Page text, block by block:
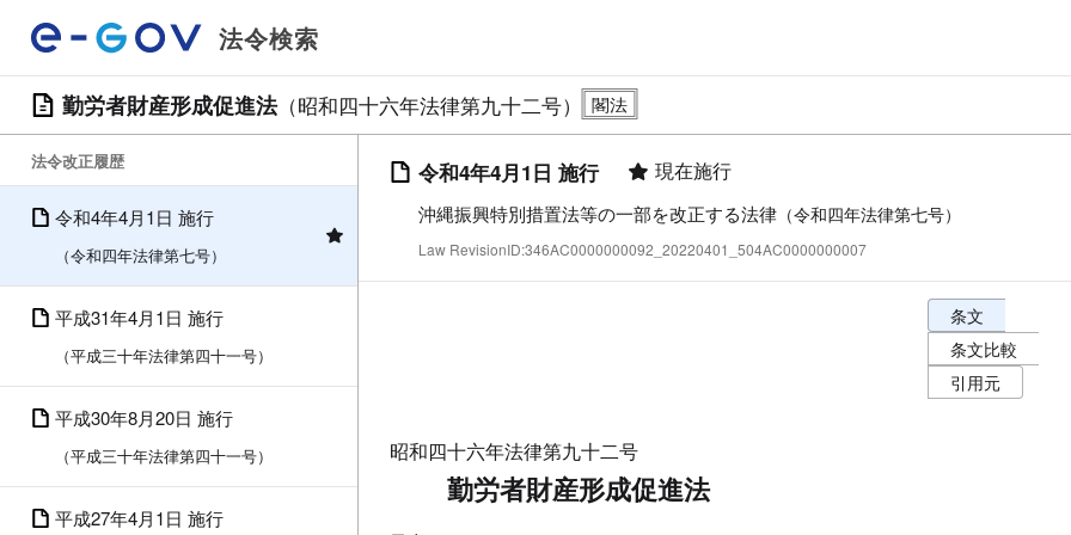
法令検索
勤労者財産形成促進法（昭和四十六年法律第九十二号）
法令改正履歴
令和4年4月1日 施行
（令和四年法律第七号）
平成31年4月1日 施行
（平成三十年法律第四十一号）
平成30年8月20日 施行
（平成三十年法律第四十一号）
平成27年4月1日 施行
令和4年4月1日 施行 現在施行
沖縄振興特別措置法等の一部を改正する法律 （令和四年法律第七号）
Law RevisionID:346AC0000000092_20220401_504AC0000000007
条文表示オプシ
条文
条文比較
引用元
昭和四十六年法律第九十二号
勤労者財産形成促進法